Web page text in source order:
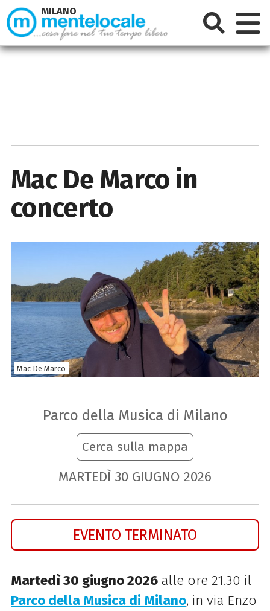
Mac De Marco in
concerto
Mac De Marco
Parco della Musica di Milano
Cerca sulla mappa
MARTEDÌ 30 GIUGNO 2026
EVENTO TERMINATO
Martedì 30 giugno 2026 alle ore 21.30 il
Parco della Musica di Milano, in via Enzo
MILANO